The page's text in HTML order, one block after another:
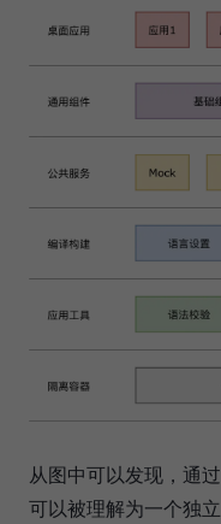
从图中可以发现，通
可以被理解为一个独